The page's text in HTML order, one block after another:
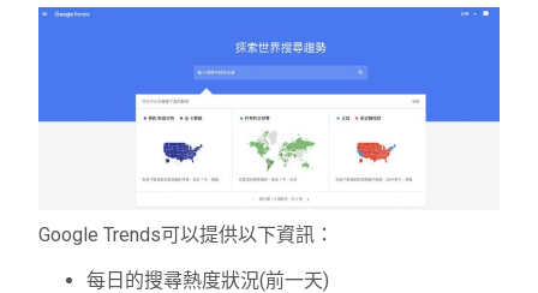
Google Trends可以提供以下資訊：
每日的搜尋熱度狀況(前一天)